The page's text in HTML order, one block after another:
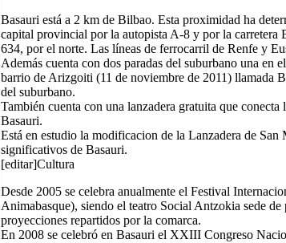
Basauri está a 2 km de Bilbao. Esta proximidad ha
capital provincial por la autopista A-8 y por la
634, por el norte. Las líneas de ferrocarril de Renfe y
Además cuenta con dos paradas del suburbano una
barrio de Arizgoiti (11 de noviembre de 2011) llamada
del suburbano.
También cuenta con una lanzadera gratuita que
Basauri.
Está en estudio la modificacion de la Lanzadera de
significativos de Basauri.
[editar]Cultura
Desde 2005 se celebra anualmente el Festival
Animabasque), siendo el teatro Social Antzokia sede
proyecciones repartidos por la comarca.
En 2008 se celebró en Basauri el XXIII Congreso